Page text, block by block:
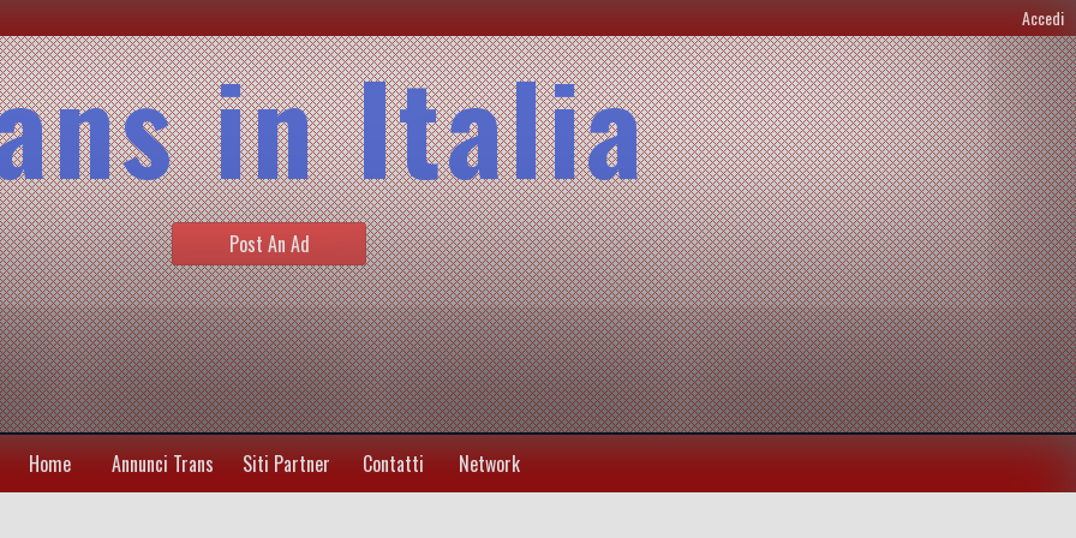
Accedi
in Italia
Post An Ad
Home Annunci Trans Siti Partner Contatti Network